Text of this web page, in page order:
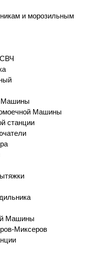
и морозильным
СВЧ
Машины
Машины
станции
Машины
Миксеров